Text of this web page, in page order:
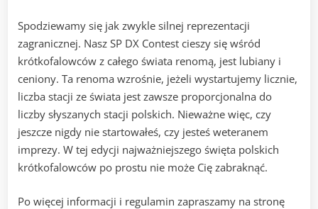
Spodziewamy się jak zwykle silnej reprezentacji
zagranicznej. Nasz SP DX Contest cieszy się wśród
krótkofalowców z całego świata renomą, jest lubiany i
ceniony. Ta renoma wzrośnie, jeżeli wystartujemy licznie,
liczba stacji ze świata jest zawsze proporcjonalna do
liczby słyszanych stacji polskich. Nieważne więc, czy
jeszcze nigdy nie startowałeś, czy jesteś weteranem
imprezy. W tej edycji najważniejszego święta polskich
krótkofalowców po prostu nie może Cię zabraknąć.
Po więcej informacji i regulamin zapraszamy na stronę